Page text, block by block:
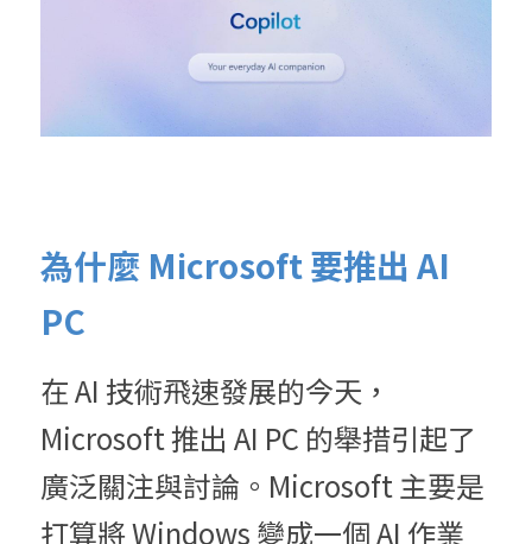
為什麼 Microsoft 要推出 AI
PC
在 AI 技術飛速發展的今天，
Microsoft 推出 AI PC 的舉措引起了
廣泛關注與討論。Microsoft 主要是
打算將 Windows 變成一個 AI 作業